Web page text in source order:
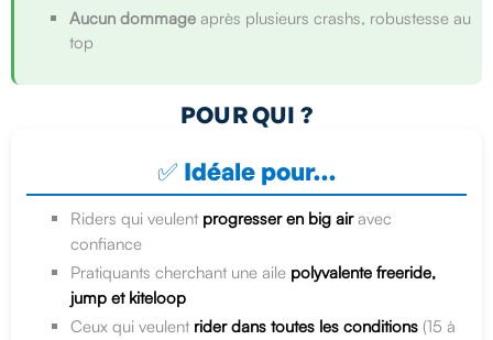
Aucun dommage après plusieurs crashs, robustesse au
top
POUR QUI ?
✅ Idéale pour…
Riders qui veulent progresser en big airavec
confiance
Pratiquants cherchant une aile polyvalente freeride,
jump et kiteloop
Ceux qui veulent rider dans toutes les conditions (15 à